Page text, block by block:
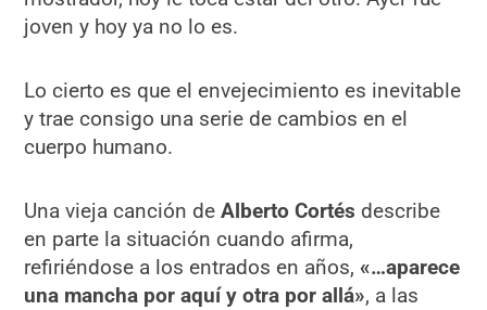
joven y hoy ya no lo es.
Lo cierto es que el envejecimiento es inevitable
y trae consigo una serie de cambios en el
cuerpo humano.
Una vieja canción deAlberto Cortés describe
en parte la situación cuando afirma,
refiriéndose a los entrados en años, «…aparece
una mancha por aquí y otra por allá», a las